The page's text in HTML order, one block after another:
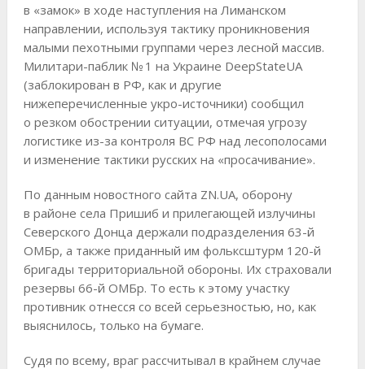
в «замок» в ходе наступления на Лиманском
направлении, используя тактику проникновения
малыми пехотными группами через лесной массив.
Милитари-паблик № 1 на Украине DeepStateUA
(заблокирован в РФ, как и другие
нижеперечисленные укро-источники) сообщил
о резком обострении ситуации, отмечая угрозу
логистике из-за контроля ВС РФ над лесополосами
и изменение тактики русских на «просачивание».
По данным новостного сайта ZN.UA, оборону
в районе села Пришиб и прилегающей излучины
Северского Донца держали подразделения 63-й
ОМБр, а также приданный им фольксштурм 120-й
бригады территориальной обороны. Их страховали
резервы 66-й ОМБр. То есть к этому участку
противник отнесся со всей серьезностью, но, как
выяснилось, только на бумаге.
Судя по всему, враг рассчитывал в крайнем случае